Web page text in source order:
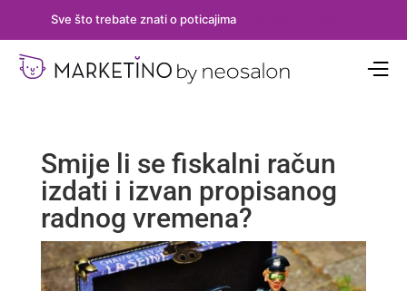
Sve što trebate znati o poticajima
Smije li se fiskalni račun
izdati i izvan propisanog
radnog vremena?